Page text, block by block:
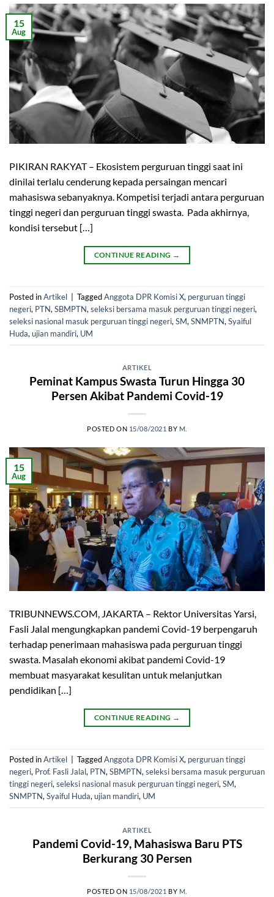
15
Aug
PIKIRAN RAKYAT – Ekosistem perguruan tinggi saat ini
dinilai terlalu cenderung kepada persaingan mencari
mahasiswa sebanyaknya. Kompetisi terjadi antara perguruan
tinggi negeri dan perguruan tinggi swasta. Pada akhirnya,
kondisi tersebut […]
CONTINUE READING →
Posted inArtikel TaggedAnggota DPR Komisi X, perguruan tinggi
negeri, PTN, SBMPTN, seleksi bersama masuk perguruan tinggi negeri,
seleksi nasional masuk perguruan tinggi negeri, SM, SNMPTN, Syaiful
Huda, ujian mandiri, UM
ARTIKEL
Peminat Kampus Swasta Turun Hingga 30
Persen Akibat Pandemi Covid-19
POSTED ON 15/08/2021 BY M.
15
Aug
TRIBUNNEWS.COM, JAKARTA – Rektor Universitas Yarsi,
Fasli Jalal mengungkapkan pandemi Covid-19 berpengaruh
terhadap penerimaan mahasiswa pada perguruan tinggi
swasta. Masalah ekonomi akibat pandemi Covid-19
membuat masyarakat kesulitan untuk melanjutkan
pendidikan […]
CONTINUE READING →
Posted inArtikel TaggedAnggota DPR Komisi X, perguruan tinggi
negeri, Prof. Fasli Jalal, PTN,SBMPTN,seleksi bersama masuk perguruan
tinggi negeri,seleksi nasional masuk perguruan tinggi negeri,SM,
SNMPTN,Syaiful Huda,ujian mandiri, UM
ARTIKEL
Pandemi Covid-19, Mahasiswa Baru PTS
Berkurang 30 Persen
POSTED ON 15/08/2021 BY M.